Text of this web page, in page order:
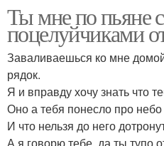
Ты мне по пьяне
поцелуйчиками
Заваливаешься ко мне
рядок.
Я и вправду хочу знать что
Оно а тебя понесло про
И что нельзя до него